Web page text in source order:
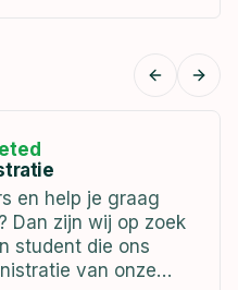
en help je graag
Dan zijn wij op zoek
student die ons
van onze